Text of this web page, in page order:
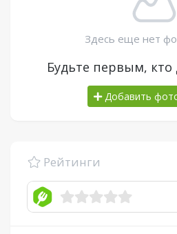
Здесь еще нет
Будьте первым, кто
Добавить
Рейтинги